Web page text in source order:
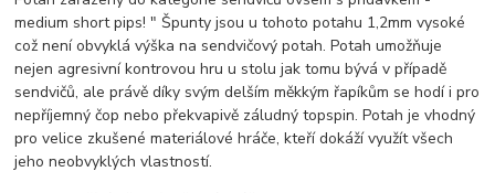
medium short pips! " Špunty jsou u tohoto potahu 1,2mm vysoké
což není obvyklá výška na sendvičový potah. Potah umožňuje
nejen agresivní kontrovou hru u stolu jak tomu bývá v případě
sendvičů, ale právě díky svým delším měkkým řapíkům se hodí i pro
nepříjemný čop nebo překvapivě záludný topspin. Potah je vhodný
pro velice zkušené materiálové hráče, kteří dokáží využít všech
jeho neobvyklých vlastností.